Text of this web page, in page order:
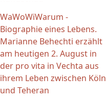
WaWoWiWarum -
Biographie eines Lebens.
Marianne Behechti erzählt
am heutigen 2. August in
der pro vita in Vechta aus
ihrem Leben zwischen Köln
und Teheran